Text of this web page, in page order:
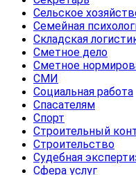
Сельское
Семейная
Складская
Сметное дело
Сметное
СМИ
Социальная работа
Спасателям
Спорт
Строительный
Строительство
Судебная
Сфера услуг